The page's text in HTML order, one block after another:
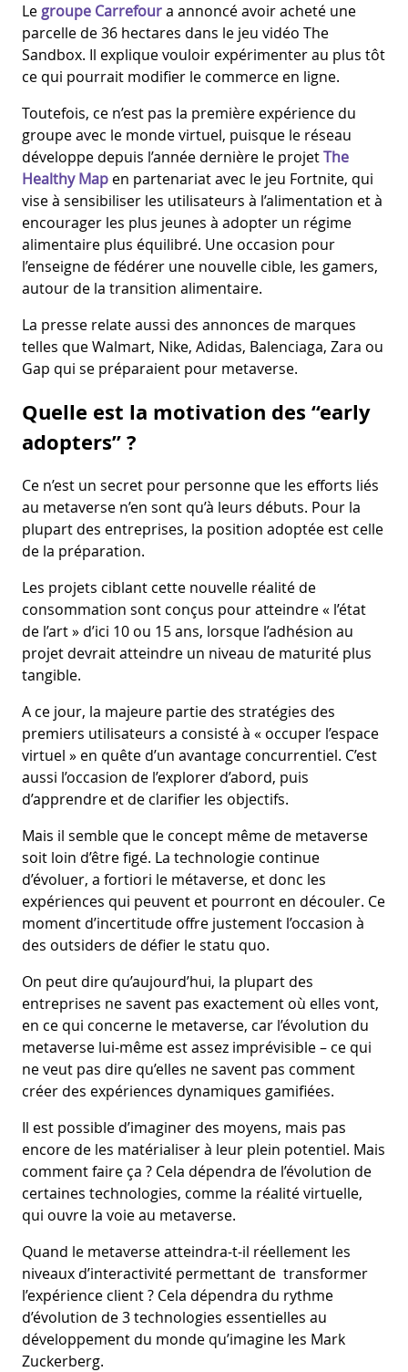
Legroupe Carrefoura annoncé avoir acheté une
parcelle de 36 hectares dans le jeu vidéo The
Sandbox. Il explique vouloir expérimenter au plus tôt
ce qui pourrait modifier le commerce en ligne.
Toutefois, ce n’est pas la première expérience du
groupe avec le monde virtuel, puisque le réseau
développe depuis l’année dernière le projetThe
Healthy Map en partenariat avec le jeu Fortnite, qui
vise à sensibiliser les utilisateurs à l’alimentation et à
encourager les plus jeunes à adopter un régime
alimentaire plus équilibré. Une occasion pour
l’enseigne de fédérer une nouvelle cible, les gamers,
autour de la transition alimentaire.
La presse relate aussi des annonces de marques
telles que Walmart, Nike, Adidas, Balenciaga, Zara ou
Gap qui se préparaient pour metaverse.
Quelle est la motivation des “early
adopters” ?
Ce n’est un secret pour personne que les efforts liés
au metaverse n’en sont qu’à leurs débuts. Pour la
plupart des entreprises, la position adoptée est celle
de la préparation.
Les projets ciblant cette nouvelle réalité de
consommation sont conçus pour atteindre « l’état
de l’art » d’ici 10 ou 15 ans, lorsque l’adhésion au
projet devrait atteindre un niveau de maturité plus
tangible.
A ce jour, la majeure partie des stratégies des
premiers utilisateurs a consisté à « occuper l’espace
virtuel » en quête d’un avantage concurrentiel. C’est
aussi l’occasion de l’explorer d’abord, puis
d’apprendre et de clarifier les objectifs.
Mais il semble que le concept même de metaverse
soit loin d’être figé. La technologie continue
d’évoluer, a fortiori le métaverse, et donc les
expériences qui peuvent et pourront en découler. Ce
moment d’incertitude offre justement l’occasion à
des outsiders de défier le statu quo.
On peut dire qu’aujourd’hui, la plupart des
entreprises ne savent pas exactement où elles vont,
en ce qui concerne le metaverse, car l’évolution du
metaverse lui-même est assez imprévisible – ce qui
ne veut pas dire qu’elles ne savent pas comment
créer des expériences dynamiques gamifiées.
Il est possible d’imaginer des moyens, mais pas
encore de les matérialiser à leur plein potentiel. Mais
comment faire ça ? Cela dépendra de l’évolution de
certaines technologies, comme la réalité virtuelle,
qui ouvre la voie au metaverse.
Quand le metaverse atteindra-t-il réellement les
niveaux d’interactivité permettant de transformer
l’expérience client ? Cela dépendra du rythme
d’évolution de 3 technologies essentielles au
développement du monde qu’imagine les Mark
Zuckerberg.